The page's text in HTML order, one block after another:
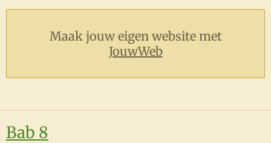
Maak jouw eigen website met
JouwWeb
Bab 8